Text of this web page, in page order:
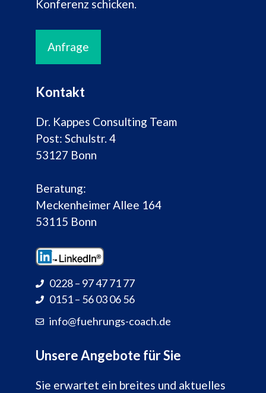
Konferenz schicken.
Anfrage
Kontakt
Dr. Kappes Consulting Team
Post: Schulstr. 4
53127 Bonn
Beratung:
Meckenheimer Allee 164
53115 Bonn
0228 – 97 47 71 77
0151 – 56 03 06 56
info@fuehrungs-coach.de
Unsere Angebote für Sie
Sie erwartet ein breites und aktuelles